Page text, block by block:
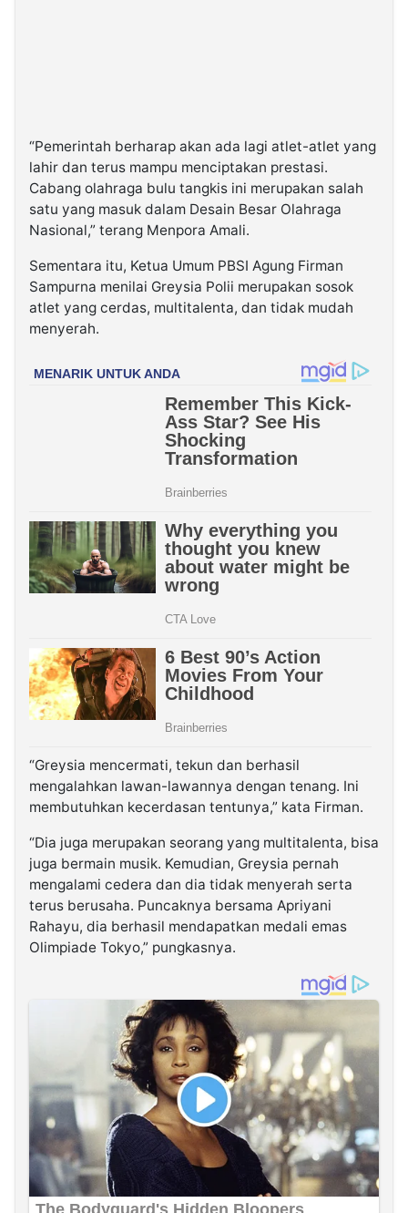
“Pemerintah berharap akan ada lagi atlet-atlet yang
lahir dan terus mampu menciptakan prestasi.
Cabang olahraga bulu tangkis ini merupakan salah
satu yang masuk dalam Desain Besar Olahraga
Nasional,” terang Menpora Amali.
Sementara itu, Ketua Umum PBSI Agung Firman
Sampurna menilai Greysia Polii merupakan sosok
atlet yang cerdas, multitalenta, dan tidak mudah
menyerah.
“Greysia mencermati, tekun dan berhasil
mengalahkan lawan-lawannya dengan tenang. Ini
membutuhkan kecerdasan tentunya,” kata Firman.
“Dia juga merupakan seorang yang multitalenta, bisa
juga bermain musik. Kemudian, Greysia pernah
mengalami cedera dan dia tidak menyerah serta
terus berusaha. Puncaknya bersama Apriyani
Rahayu, dia berhasil mendapatkan medali emas
Olimpiade Tokyo,” pungkasnya.